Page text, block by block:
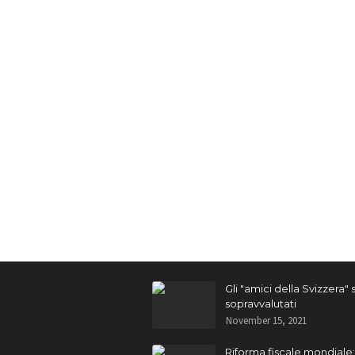
Gli "amici della Svizzera"
sopravvalutati
November 15, 2021
Riforma fiscale